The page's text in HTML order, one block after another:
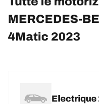
MERCEDES-
4Matic 2023
Electrique